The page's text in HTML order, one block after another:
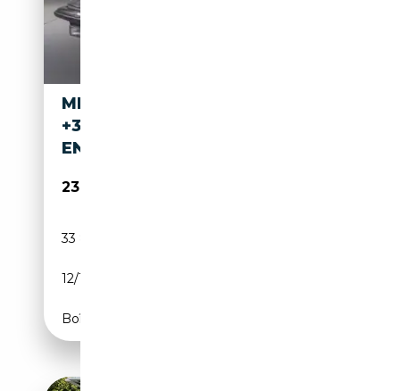
MERCEDES-BENZ SL 380
+33TKM+HARDTOP+GUTACHT
EN
23 990€
33 810 km
12/1983
Boîte automatique